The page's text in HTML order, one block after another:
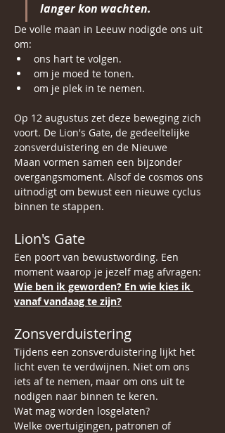
langer kon wachten.
De volle maan in Leeuw nodigde ons uit
om:
ons hart te volgen.
om je moed te tonen.
om je plek in te nemen.
Op 12 augustus zet deze beweging zich
voort. De Lion's Gate, de gedeeltelijke
zonsverduistering en de Nieuwe
Maan vormen samen een bijzonder
overgangsmoment. Alsof de cosmos ons
uitnodigt om bewust een nieuwe cyclus
binnen te stappen.
Lion's Gate
Een poort van bewustwording. Een
moment waarop je jezelf mag afvragen:
Wie ben ik geworden? En wie kies ik
vanaf vandaag te zijn?
Zonsverduistering
Tijdens een zonsverduistering lijkt het
licht even te verdwijnen. Niet om ons
iets af te nemen, maar om ons uit te
nodigen naar binnen te keren.
Wat mag worden losgelaten?
Welke overtuigingen, patronen of